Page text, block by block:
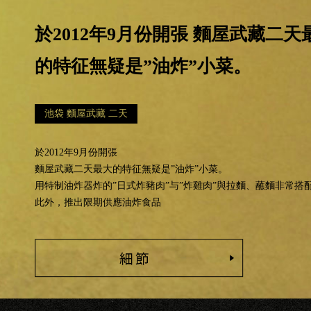
於2012年9月份開張 麵屋武藏二天
的特征無疑是”油炸”小菜。
池袋 麵屋武藏 二天
於2012年9月份開張
麵屋武藏二天最大的特征無疑是”油炸”小菜。
用特制油炸器炸的”日式炸豬肉”与”炸雞肉”與拉麵、蘸麵非常搭
此外，推出限期供應油炸食品